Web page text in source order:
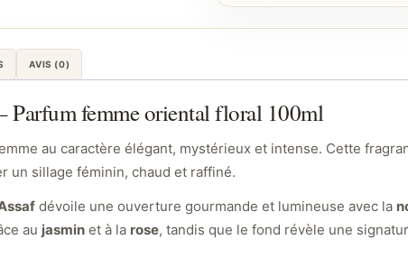
AVIS (0)
femme oriental floral 100ml
au caractère élégant, mystérieux et intense. Cette
un sillage féminin, chaud et raffiné.
dévoile une ouverture gourmande et lumineuse avec la
au jasmin et à la rose, tandis que le fond révèle une